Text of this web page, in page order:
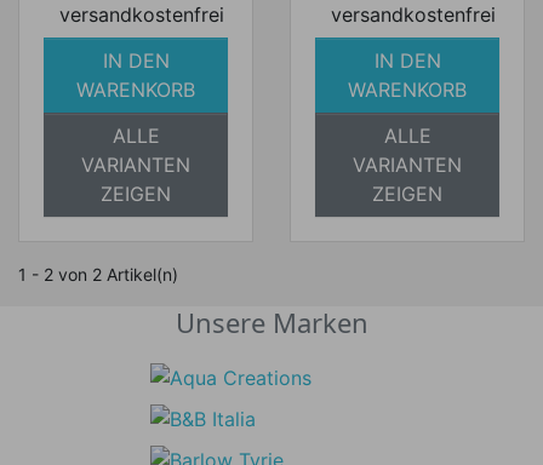
versandkostenfrei
IN DEN
WARENKORB
ALLE
VARIANTEN
ZEIGEN
versandkostenfrei
IN DEN
WARENKORB
ALLE
VARIANTEN
ZEIGEN
1 - 2 von 2 Artikel(n)
Unsere Marken